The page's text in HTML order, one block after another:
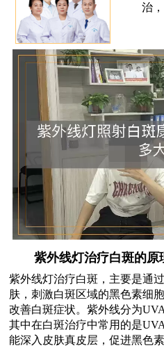
治
紫外线灯治疗白斑的原
紫外线灯治疗白斑，主要是通
肤，刺激白斑区域的黑色素细
改善白斑症状。紫外线分为
其中在白斑治疗中常用的是
能深入皮肤真皮层，促进黑色